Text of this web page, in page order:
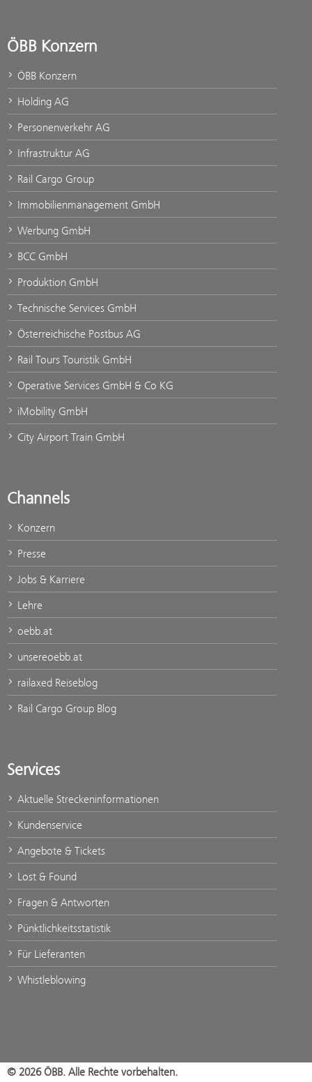
ÖBB Konzern
ÖBB Konzern
Holding AG
Personenverkehr AG
Infrastruktur AG
Rail Cargo Group
Immobilienmanagement GmbH
Werbung GmbH
BCC GmbH
Produktion GmbH
Technische Services GmbH
Österreichische Postbus AG
Rail Tours Touristik GmbH
Operative Services GmbH & Co KG
iMobility GmbH
City Airport Train GmbH
Channels
Konzern
Presse
Jobs & Karriere
Lehre
oebb.at
unsereoebb.at
railaxed Reiseblog
Rail Cargo Group Blog
Services
Aktuelle Streckeninformationen
Kundenservice
Angebote & Tickets
Lost & Found
Fragen & Antworten
Pünktlichkeitsstatistik
Für Lieferanten
Whistleblowing
© 2026 ÖBB. Alle Rechte vorbehalten.